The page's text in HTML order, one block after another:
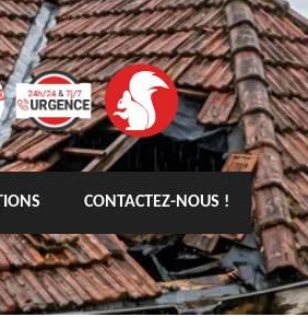
CONTACTEZ-NOUS !